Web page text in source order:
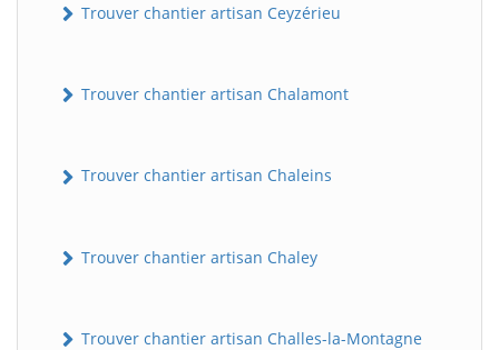
Trouver chantier artisan Ceyzérieu
Trouver chantier artisan Chalamont
Trouver chantier artisan Chaleins
Trouver chantier artisan Chaley
Trouver chantier artisan Challes-la-Montagne